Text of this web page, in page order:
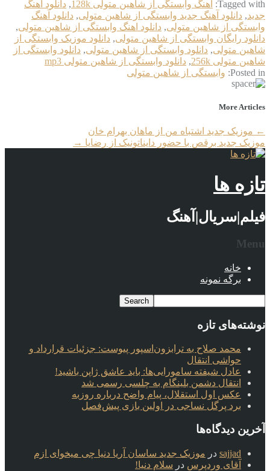
Tagged with: اهنگ وابستگی از شاهین متولی 128k , دانلود آهنگ
جدید, دانلود آهنگ جدید وابستگی از شاهین متولی, دانلود آهنگ
وابستگی از شاهین متولی, دانلود اهنگ وابستگی از شاهین متولی,
دانلود رایگان وابستگی از شاهین متولی, دانلود موزیک وابستگی از
شاهین متولی, دانلود وابستگی از شاهین متولی, دانلود وابستگی از
شاهین متولی 256k
, دانلود وابستگی از شاهین متولی mp3
Posted in: وابستگی از شاهین متولی
More Articles
← موزیک جدید اشتباه من از ماهان بهرام خان
موزیک جدید برقص با حضور دایناتونیک از رضایا →
تازه ها
فیلم|سریال|آهنگ
Menu
خانه
برگه نمونه
نوشته‌های تازه
محمد صلاح به ترابزون‌اسپور پیوست: جزئیات قرارداد و
حواشی انتقال
عادل شیفته سامورایی‌ها: باید عاشق ژاپن باشید!
انتقال دشمن بلینگام به چلسی رسمی شد
عکس اول استقلال، پیام واضح درباره روزبه
برد پرگل نساجی در اولین بازی پیش‌فصل
آخرین دیدگاه‌ها
sajjad در موزیک جدید ساسان آریا دنیا چی میخوای ازم
آقای وردپرس در سلام دنیا!